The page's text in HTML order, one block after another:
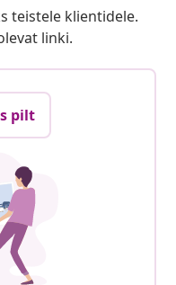
teistele klientidele.
linki.
pilt